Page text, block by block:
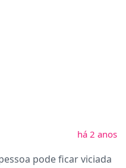
há 2 anos
pode ficar viciada